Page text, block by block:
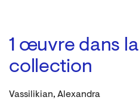
1 œuvre dans la
collection
Vassilikian, Alexandra